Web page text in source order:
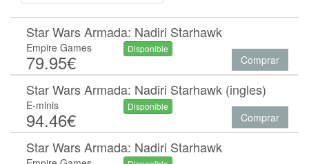
Star Wars Armada: Nadiri Starhawk
Empire Games
79.95€
Disponible
Comprar
Star Wars Armada: Nadiri Starhawk (ingles)
E-minis
94.46€
Disponible
Comprar
Star Wars Armada: Nadiri Starhawk